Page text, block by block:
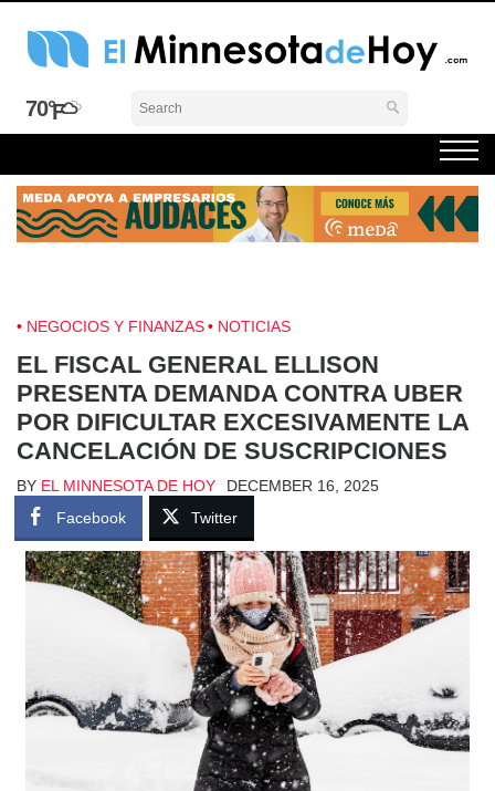
Skip
El Minnesota de Hoy Noticias
Latino Noticias Minnesota News
70°
NEGOCIOS Y FINANZAS NOTICIAS
EL FISCAL GENERAL ELLISON
PRESENTA DEMANDA CONTRA UBER
POR DIFICULTAR EXCESIVAMENTE LA
CANCELACIÓN DE SUSCRIPCIONES
BY EL MINNESOTA DE HOY
DECEMBER 16, 2025
Facebook
Twitter